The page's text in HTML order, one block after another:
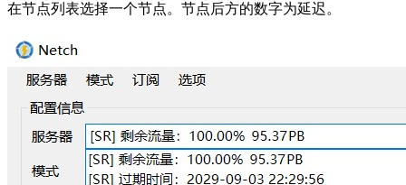
在节点列表选择一个节点。节点后方的数字为延迟。